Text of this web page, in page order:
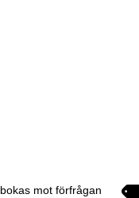
bokas mot förfrågan